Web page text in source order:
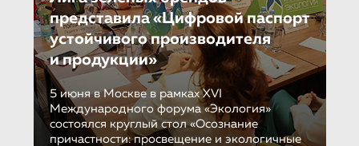
представила «Цифровой паспорт
устойчивого производителя
и продукции»
5 июня в Москве в рамках XVI
Международного форума «Экология»
состоялся круглый стол «Осознание
причастности: просвещение и экологичные